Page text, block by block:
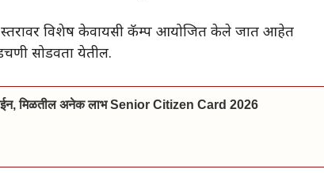
विशेष केवायसी कॅम्प आयोजित केले जात आहेत
सोडवता येतील.
मिळतील अनेक लाभ Senior Citizen Card 2026